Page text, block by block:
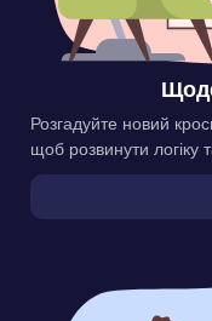
Розгадуйте новий
щоб розвинути логіку